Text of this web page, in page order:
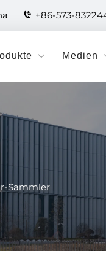
+86-573-
Medien
Sammler